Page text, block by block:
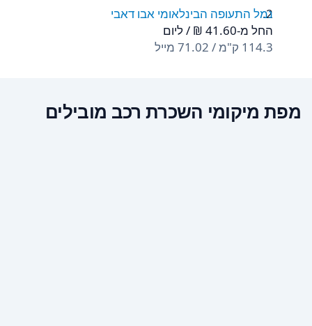
נמל התעופה הבינלאומי אבו דאבי
החל מ-‏41.60 ‏₪ / ליום
114.3 ק"מ / 71.02 מייל
מפת מיקומי השכרת רכב מובילים